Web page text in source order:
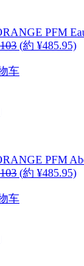
PFM
(約 ¥485.95)
车
PFM
(約 ¥485.95)
车